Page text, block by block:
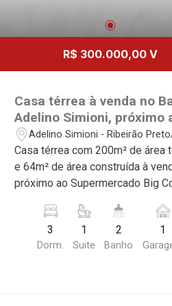
R$ 300.000,00 V
Casa térrea à venda no
Adelino Simioni, próximo
Supermercado Big
Ribeirão Preto/SP.
Adelino Simioni - Ribeirão
Casa térrea com 200m² de área
e 64m² de área construída à
próximo ao Supermercado Big
Preto/SP. Conheça as características
deste imóvel que a Martinelli
Imobiliária selecionou para você:
3
Dorm.
1
Suite
2
Banho
1